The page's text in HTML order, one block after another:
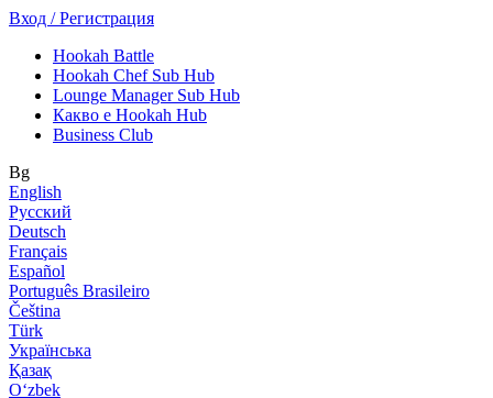
Вход / Регистрация
Hookah Battle
Hookah Chef Sub Hub
Lounge Manager Sub Hub
Какво е Hookah Hub
Business Club
Bg
English
Русский
Deutsch
Français
Español
Português Brasileiro
Čeština
Türk
Українська
Қазақ
Оʻzbek